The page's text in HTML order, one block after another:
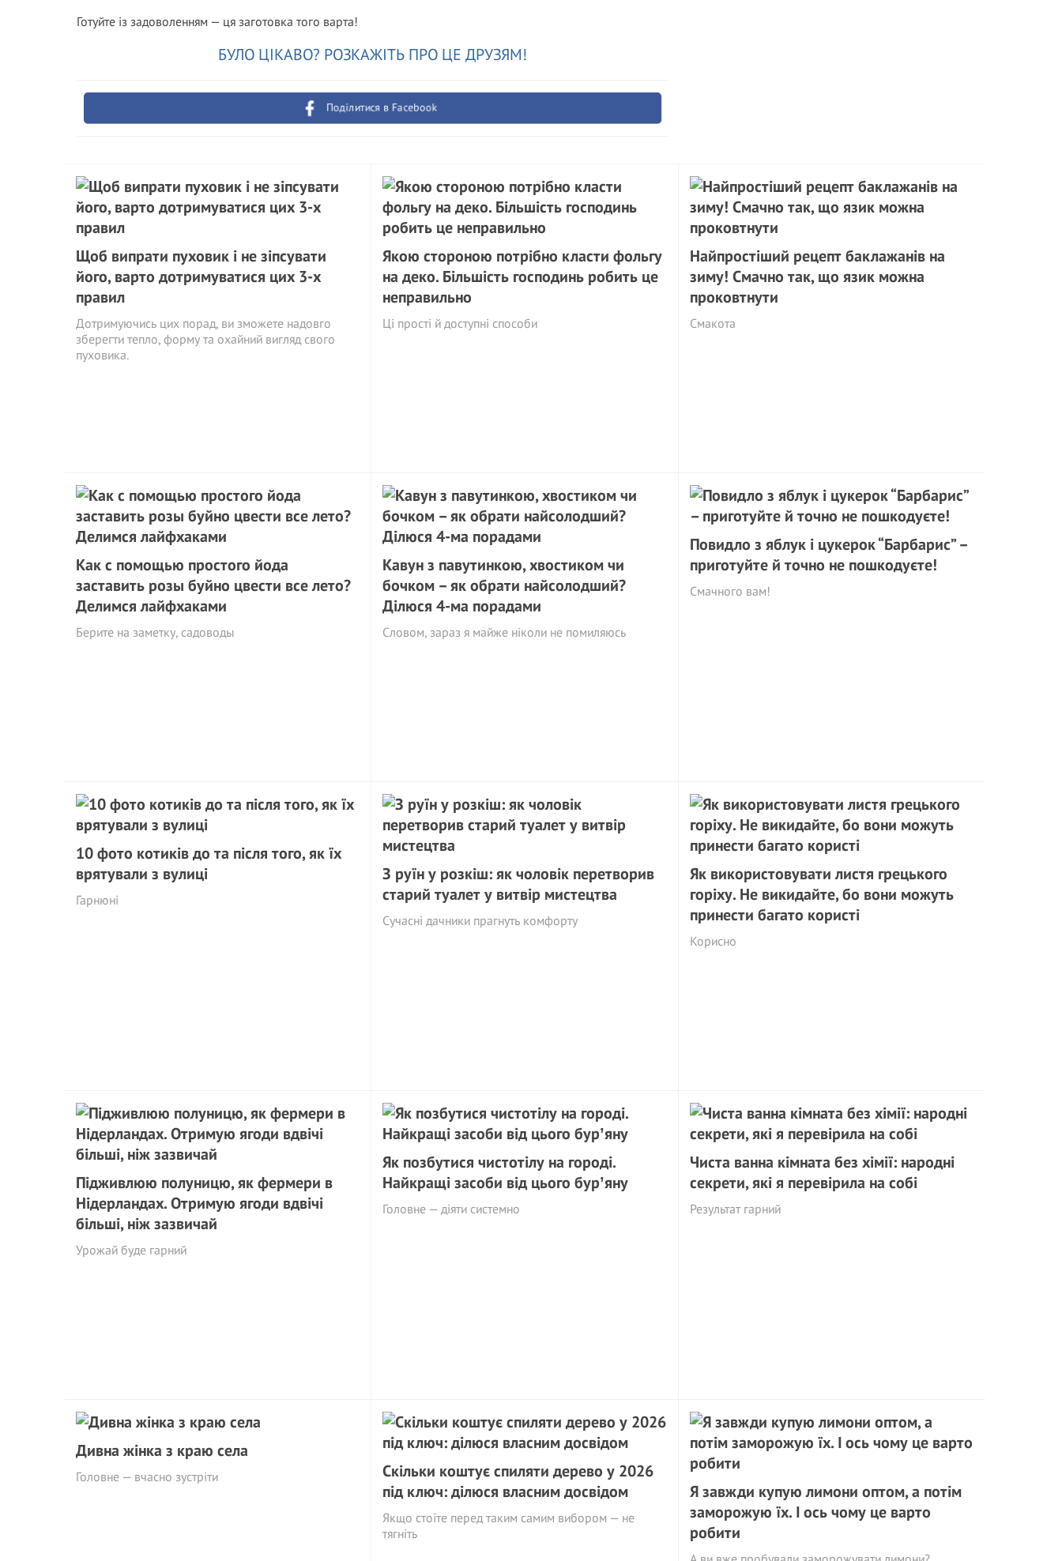
Готуйте із задоволенням — ця заготовка того варта!
БУЛО ЦІКАВО? РОЗКАЖІТЬ ПРО ЦЕ ДРУЗЯМ!
Поділитися в Facebook
Щоб випрати пуховик і не зіпсувати
його, варто дотримуватися цих 3-х
правил
Дотримуючись цих порад, ви зможете надовго
зберегти тепло, форму та охайний вигляд свого
пуховика.
Якою стороною потрібно класти фольгу
на деко. Більшість господинь робить це
неправильно
Ці прості й доступні способи
Найпростіший рецепт баклажанів на
зиму! Смачно так, що язик можна
проковтнути
Смакота
Как с помощью простого йода
заставить розы буйно цвести все лето?
Делимся лайфхаками
Берите на заметку, садоводы
Кавун з павутинкою, хвостиком чи
бочком – як обрати найсолодший?
Ділюся 4-ма порадами
Словом, зараз я майже ніколи не помиляюсь
Повидло з яблук і цукерок “Барбарис” –
приготуйте й точно не пошкодуєте!
Смачного вам!
10 фото котиків до та після того, як їх
врятували з вулиці
Гарнюні
З руїн у розкіш: як чоловік перетворив
старий туалет у витвір мистецтва
Сучасні дачники прагнуть комфорту
Як використовувати листя грецького
горіху. Не викидайте, бо вони можуть
принести багато користі
Корисно
Підживлюю полуницю, як фермери в
Нідерландах. Отримую ягоди вдвічі
більші, ніж зазвичай
Урожай буде гарний
Як позбутися чистотілу на городі.
Найкращі засоби від цього бурʼяну
Головне — діяти системно
Чиста ванна кімната без хімії: народні
секрети, які я перевірила на собі
Результат гарний
Дивна жінка з краю села
Головне — вчасно зустріти
Скільки коштує спиляти дерево у 2026
під ключ: ділюся власним досвідом
Якщо стоїте перед таким самим вибором — не
тягніть
Я завжди купую лимони оптом, а потім
заморожую їх. І ось чому це варто
робити